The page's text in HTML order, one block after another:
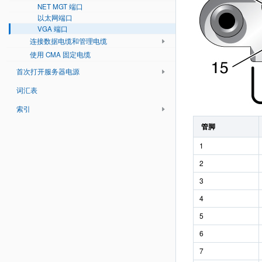
NET MGT 端口
以太网端口
VGA 端口
连接数据电缆和管理电缆
使用 CMA 固定电缆
首次打开服务器电源
词汇表
索引
管脚
1
2
3
4
5
6
7